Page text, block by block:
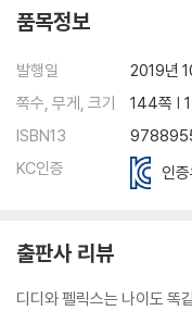
품목정보
발행일
2019년
쪽수, 무게, 크기
144쪽 |
ISBN13
KC인증
인
출판사 리뷰
디디와 펠릭스는 나이도 똑